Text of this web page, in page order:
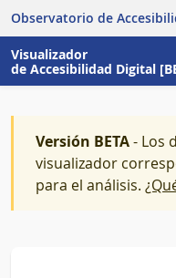
Observatorio de
Visualizador
de Accesibilidad Digital
Versión BETA- Los
visualizador
para el análisis.